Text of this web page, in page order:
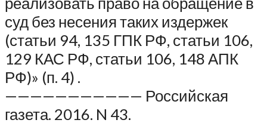
суд без несения таких издержек
(статьи 94, 135 ГПК РФ, статьи 106,
129 КАС РФ, статьи 106, 148 АПК
РФ)» (п. 4) .
——————————— Российская
газета. 2016. N 43.